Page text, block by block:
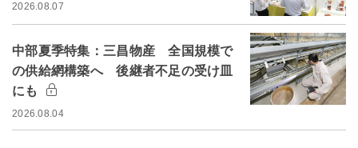
2026.08.07
中部夏季特集：三昌物産 全国規模で
の供給網構築へ 後継者不足の受け皿
にも
2026.08.04